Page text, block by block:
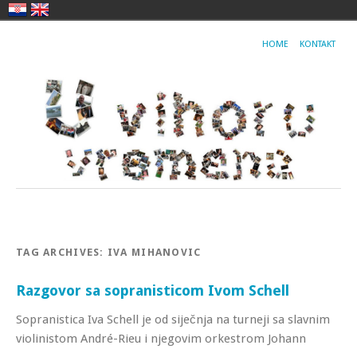
HOME KONTAKT
TAG ARCHIVES: IVA MIHANOVIC
Razgovor sa sopranisticom Ivom Schell
Sopranistica Iva Schell je od siječnja na turneji sa slavnim
violinistom André-Rieu i njegovim orkestrom Johann